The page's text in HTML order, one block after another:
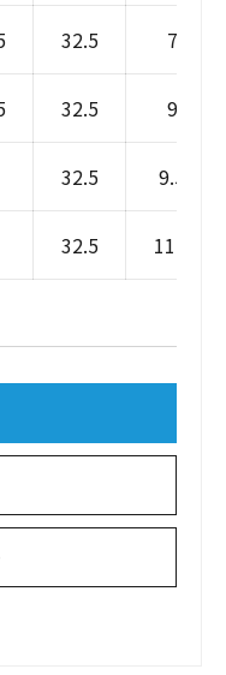
32.5 7
32.5 9
32.5 9.5
32.5 11.5